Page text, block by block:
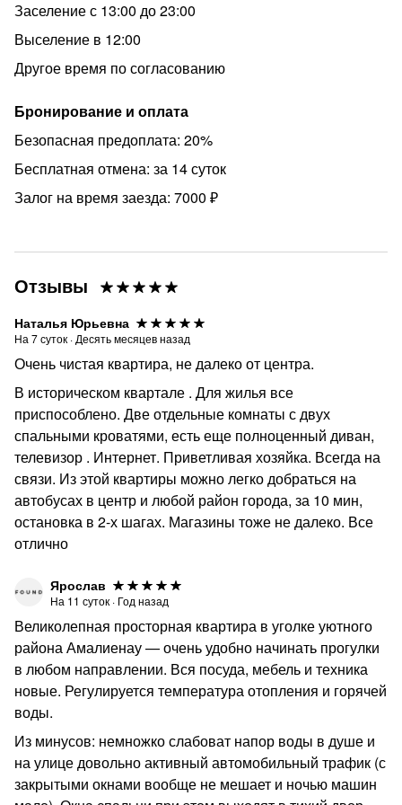
🆘Размещение с животными,
🆘Нарушать режим тишины с 22:00 до 09:00.
Заселение с 13:00 до 23:00
Выселение в 12:00
Другое время по согласованию
Бронирование и оплата
Безопасная предоплата: 20%
Бесплатная отмена: за 14 суток
Залог на время заезда: 7000 ₽
Отзывы
Наталья Юрьевна
На 7суток · Десять месяцев назад
Очень чистая квартира, не далеко от центра.
В историческом квартале . Для жилья все
приспособлено. Две отдельные комнаты с двух
спальными кроватями, есть еще полноценный диван,
телевизор . Интернет. Приветливая хозяйка. Всегда на
связи. Из этой квартиры можно легко добраться на
автобусах в центр и любой район города, за 10 мин,
остановка в 2-х шагах. Магазины тоже не далеко. Все
отлично
Ярослав
На 11 суток · Год назад
Великолепная просторная квартира в уголке уютного
района Амалиенау — очень удобно начинать прогулки
в любом направлении. Вся посуда, мебель и техника
новые. Регулируется температура отопления и горячей
воды.
Из минусов: немножко слабоват напор воды в душе и
на улице довольно активный автомобильный трафик (с
закрытыми окнами вообще не мешает и ночью машин